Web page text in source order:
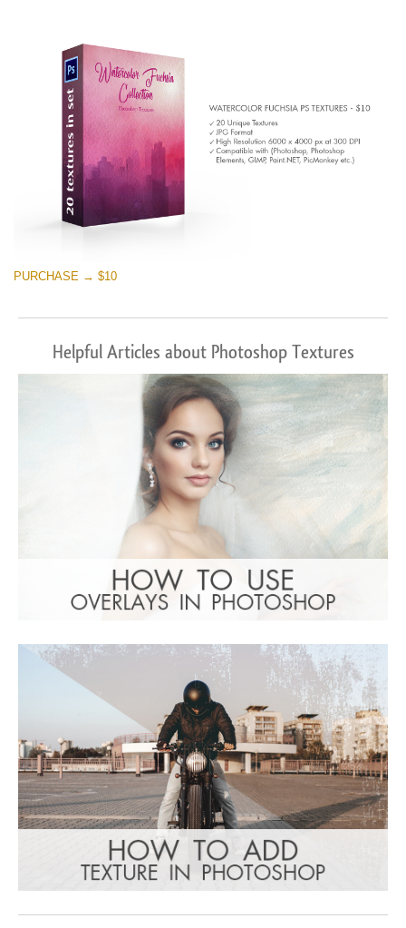
PURCHASE → $10
Helpful Articles about Photoshop Textures